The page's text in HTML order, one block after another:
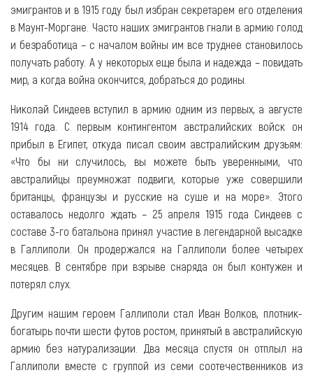
эмигрантов и в 1915 году был избран секретарем его отделения
в Маунт-Моргане. Часто наших эмигрантов гнали в армию голод
и безработица – с началом войны им все труднее становилось
получать работу. А у некоторых еще была и надежда – повидать
мир, а когда война окончится, добраться до родины.
Николай Синдеев вступил в армию одним из первых, а августе
1914 года. С первым контингентом австралийских войск он
прибыл в Египет, откуда писал своим австралийским друзьям:
«Что бы ни случилось, вы можете быть уверенными, что
австралийцы преумножат подвиги, которые уже совершили
британцы, французы и русские на суше и на море». Этого
оставалось недолго ждать – 25 апреля 1915 года Синдеев с
соcтаве 3-го батальона принял участие в легендарной высадке
в Галлиполи. Он продержался на Галлиполи более четырех
месяцев. В сентябре при взрыве снаряда он был контужен и
потерял слух.
Другим нашим героем Галлиполи стал Иван Волков, плотник-
богатырь почти шести футов ростом, принятый в австралийскую
армию без натурализации. Два месяца спустя он отплыл на
Галлиполи вместе с группой из семи соотечественников из